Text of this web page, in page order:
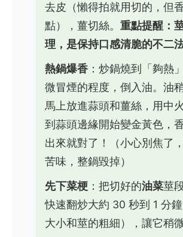
去皮（懶得拍就用切的，但
點），薑切絲。 重點提醒：
理，是保持口感清脆的不二
熱鍋爆香 ：炒鍋燒到「夠熱
微冒煙的程度，倒入油。油
馬上放進蒜頭和薑絲，用中
到蒜頭邊緣開始變金黃色，
出來就對了！（小心別焦了
苦味，整鍋毀掉）
先下菜梗 ：把切好的油菜莖
快速翻炒大約 30 秒到 1 分
大小和莖的粗細），讓它稍微